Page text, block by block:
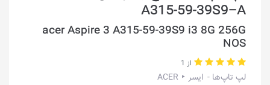
A315-59-39S9–A
acer Aspire 3 A315-59-39S9 i3 8G 256G
NOS
از 1
لپ تاپ‌ها ایسر ‣ ACER